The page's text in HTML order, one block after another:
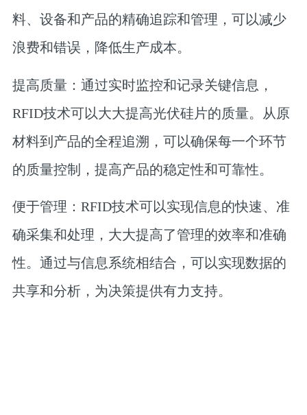
料、设备和产品的精确追踪和管理，可以减少
浪费和错误，降低生产成本。
提高质量：通过实时监控和记录关键信息，
RFID技术可以大大提高光伏硅片的质量。从原
材料到产品的全程追溯，可以确保每一个环节
的质量控制，提高产品的稳定性和可靠性。
便于管理：RFID技术可以实现信息的快速、准
确采集和处理，大大提高了管理的效率和准确
性。通过与信息系统相结合，可以实现数据的
共享和分析，为决策提供有力支持。